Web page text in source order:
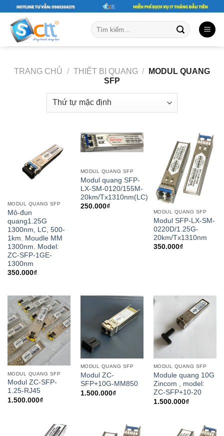
content
Tìm
kiếm:
TRANG CHỦ / THIẾT BỊ QUANG /
MODUL QUANG
SFP
MODUL QUANG SFP
Mô-đun
quang1.25G
1300nm, LC, 500-
1km. Moudle MM
1300nm. Model:
ZC-SFP-1GE-
1300nm
350.000₫
MODUL QUANG SFP
Modul quang SFP-
LX-SM-0120/155M-
20km/Tx1310nm(LC)
250.000₫
MODUL QUANG SFP
Modul SFP-LX-SM-
0220D/1.25G-
20km/Tx1310nm
350.000₫
MODUL QUANG SFP
Modul ZC-SFP-
1.25-RJ45
1.500.000₫
MODUL QUANG SFP
Modul ZC-
SFP+10G-MM850
1.500.000₫
MODUL QUANG SFP
Module quang 10G
Zincom , model:
ZC-SFP+10-20
1.500.000₫